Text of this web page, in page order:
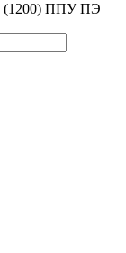
(1200) ППУ ПЭ